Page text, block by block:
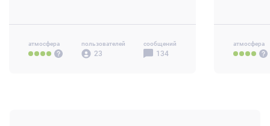
атмосфера пользователей
23
сообщений
134
атмосфера